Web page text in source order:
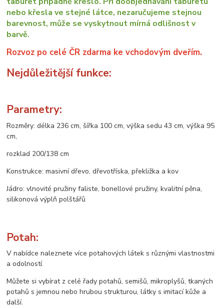
nebo křesla ve stejné látce, nezaručujeme stejnou
barevnost, může se vyskytnout mírná odlišnost v
barvě.
Rozvoz po celé ČR zdarma ke vchodovým dveřím.
Nejdůležitější funkce:
Parametry:
Rozměry: délka 236 cm, šířka 100 cm, výška sedu 43 cm, výška 95
cm,
rozklad 200/138 cm
Konstrukce: masivní dřevo, dřevotříska, překližka a kov
Jádro: vlnovité pružiny faliste, bonellové pružiny, kvalitní pěna,
silikonová výplň polštářů
Potah:
V nabídce naleznete více potahových látek s různými vlastnostmi
a odolností.
Můžete si vybírat z celé řady potahů, semišů, mikroplyšů, tkaných
potahů s jemnou nebo hrubou strukturou, látky s imitací kůže a
další.